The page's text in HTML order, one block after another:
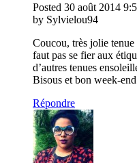
Posted 30 août 2014
by Sylvielou94
Coucou, très jolie
faut pas se fier aux
d’autres tenues
Bisous et bon week-end
Répondre